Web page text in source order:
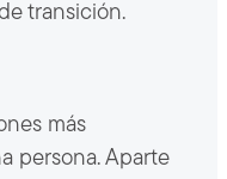
transición.
más
persona. Aparte